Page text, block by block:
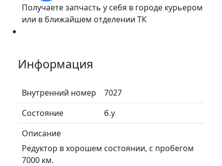
Получаете запчасть у себя в городе курьером
или в ближайшем отделении ТК
Информация
Внутренний номер
7027
Состояние
б.у
Описание
Редуктор в хорошем состоянии, с пробегом
7000 км.